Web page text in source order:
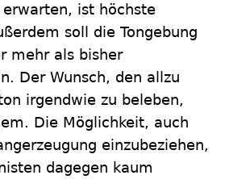
erwarten, ist höchste
soll die Tongebung
mehr als bisher
Der Wunsch, den allzu
irgendwie zu beleben,
Die Möglichkeit, auch
einzubeziehen,
dagegen kaum